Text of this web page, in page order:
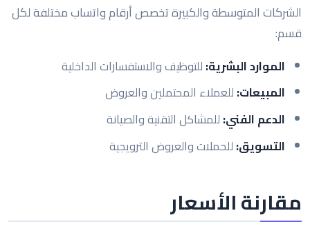
الشركات المتوسطة والكبيرة تخصص أرقام واتساب مختلفة لكل
قسم:
الموارد البشرية: للتوظيف والاستفسارات الداخلية
المبيعات: للعملاء المحتملين والعروض
الدعم الفني: للمشاكل التقنية والصيانة
التسويق: للحملات والعروض الترويجية
مقارنة الأسعار